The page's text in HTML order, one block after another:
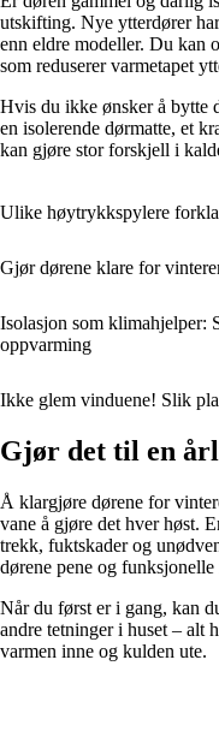
utskifting. Nye ytterdører
enn eldre modeller. Du kan
som reduserer varmetapet
Hvis du ikke ønsker å bytte
en isolerende dørmatte, et
kan gjøre stor forskjell i
Ulike høytrykkspylere
Gjør dørene klare for
Isolasjon som klimahjelper:
oppvarming
Ikke glem vinduene! Slik
Gjør det til en
Å klargjøre dørene for
vane å gjøre det hver høst.
trekk, fuktskader og
dørene pene og
Når du først er i gang, kan
andre tetninger i huset – alt
varmen inne og kulden ute.